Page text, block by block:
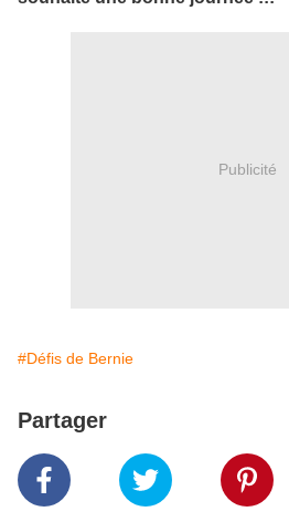
Publicité
#Défis de Bernie
Partager